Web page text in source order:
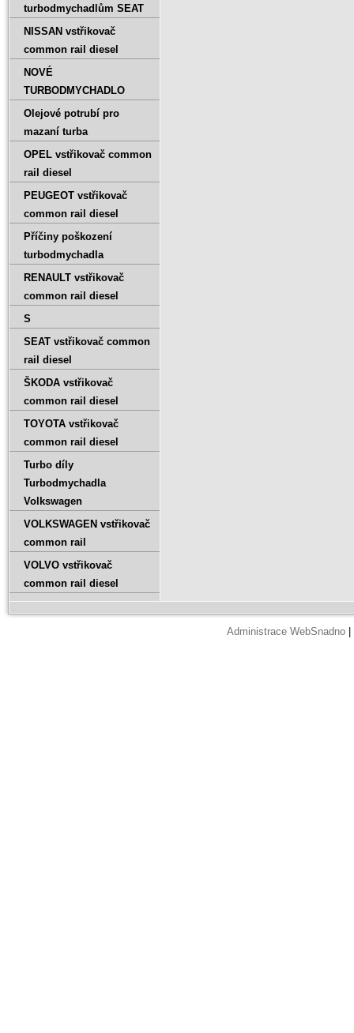
turbodmychadlům SEAT
NISSAN vstřikovač
common rail diesel
NOVÉ
TURBODMYCHADLO
Olejové potrubí pro
mazaní turba
OPEL vstřikovač common
rail diesel
PEUGEOT vstřikovač
common rail diesel
Příčiny poškození
turbodmychadla
RENAULT vstřikovač
common rail diesel
S
SEAT vstřikovač common
rail diesel
ŠKODA vstřikovač
common rail diesel
TOYOTA vstřikovač
common rail diesel
Turbo díly
Turbodmychadla
Volkswagen
VOLKSWAGEN vstřikovač
common rail
VOLVO vstřikovač
common rail diesel
Administrace WebSnadno|